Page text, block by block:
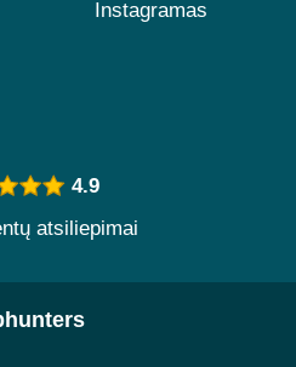
Instagramas
4.9
atsiliepimai